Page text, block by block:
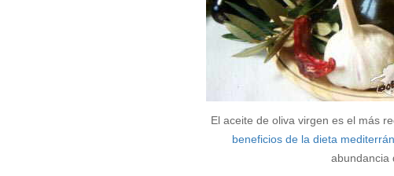
El aceite de oliva virgen es el más
beneficios de la dieta
abundancia